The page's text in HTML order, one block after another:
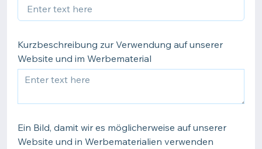
Kurzbeschreibung zur Verwendung auf unserer
Website und im Werbematerial
Ein Bild, damit wir es möglicherweise auf unserer
Website und in Werbematerialien verwenden